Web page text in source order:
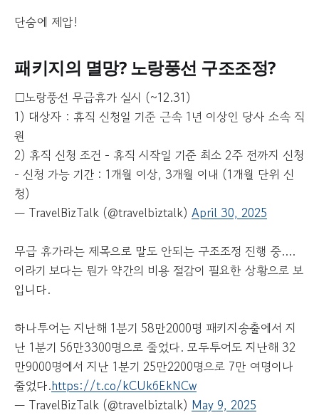
단숨에 제압!
패키지의 멸망? 노랑풍선 구조조정?
□노랑풍선 무급휴가 실시 (~12.31)
1) 대상자 : 휴직 신청일 기준 근속 1년 이상인 당사 소속 직
원
2) 휴직 신청 조건 - 휴직 시작일 기준 최소 2주 전까지 신청
- 신청 가능 기간 : 1개월 이상, 3개월 이내 (1개월 단위 신
청)
— TravelBizTalk (@travelbiztalk) April 30, 2025
무급 휴가라는 제목으로 말도 안되는 구조조정 진행 중....
이라기 보다는 뭔가 약간의 비용 절감이 필요한 상황으로 보
입니다.
하나투어는 지난해 1분기 58만2000명 패키지송출에서 지
난 1분기 56만3300명으로 줄었다. 모두투어도 지난해 32
만9000명에서 지난 1분기 25만2200명으로 7만 여명이나
줄었다.https://t.co/kCUk6EkNCw
— TravelBizTalk (@travelbiztalk) May 9, 2025